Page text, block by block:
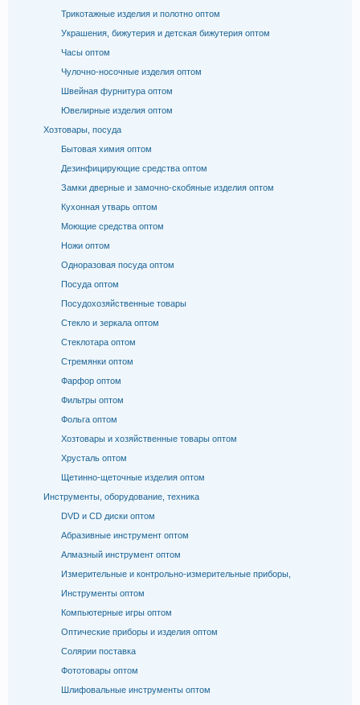
Трикотажные изделия и полотно оптом
Украшения, бижутерия и детская бижутерия оптом
Часы оптом
Чулочно-носочные изделия оптом
Швейная фурнитура оптом
Ювелирные изделия оптом
Хозтовары, посуда
Бытовая химия оптом
Дезинфицирующие средства оптом
Замки дверные и замочно-скобяные изделия оптом
Кухонная утварь оптом
Моющие средства оптом
Ножи оптом
Одноразовая посуда оптом
Посуда оптом
Посудохозяйственные товары
Стекло и зеркала оптом
Стеклотара оптом
Стремянки оптом
Фарфор оптом
Фильтры оптом
Фольга оптом
Хозтовары и хозяйственные товары оптом
Хрусталь оптом
Щетинно-щеточные изделия оптом
Инструменты, оборудование, техника
DVD и CD диски оптом
Абразивные инструмент оптом
Алмазный инструмент оптом
Измерительные и контрольно-измерительные приборы,
Инструменты оптом
Компьютерные игры оптом
Оптические приборы и изделия оптом
Солярии поставка
Фототовары оптом
Шлифовальные инструменты оптом